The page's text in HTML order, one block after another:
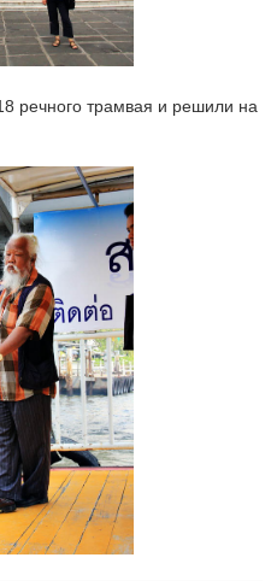
речного трамвая и решили на